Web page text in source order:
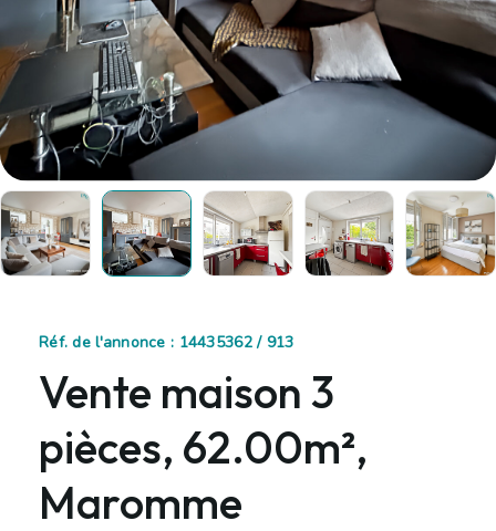
Réf. de l'annonce : 14435362 / 913
Vente maison 3
pièces, 62.00m²,
Maromme